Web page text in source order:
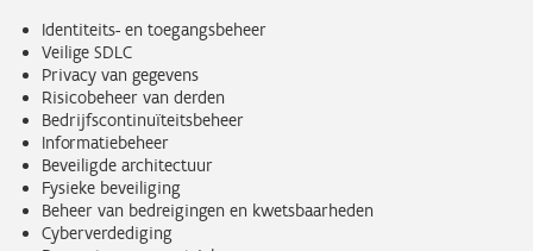
Identiteits- en toegangsbeheer
Veilige SDLC
Privacy van gegevens
Risicobeheer van derden
Bedrijfscontinuïteitsbeheer
Informatiebeheer
Beveiligde architectuur
Fysieke beveiliging
Beheer van bedreigingen en kwetsbaarheden
Cyberverdediging